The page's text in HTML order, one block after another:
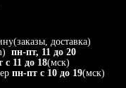
доставка)
пн-пт, 11 до 20
с 11 до 18(мск)
пн-пт с 10 до 19(мск)